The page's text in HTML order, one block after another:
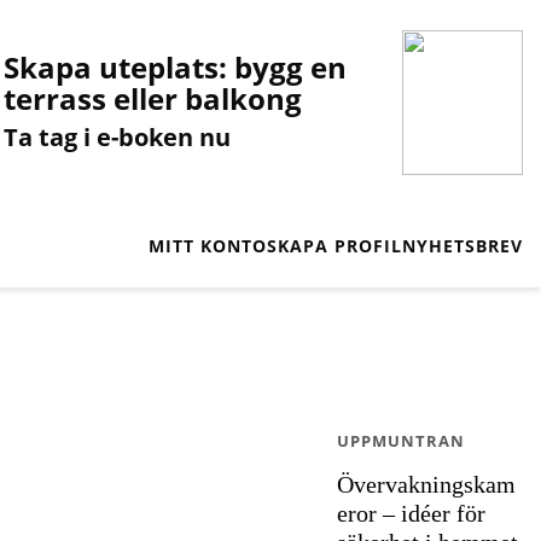
Skapa uteplats: bygg en
terrass eller balkong
Ta tag i e-boken nu
MITT KONTOSKAPA PROFILNYHETSBREV
Övervakningskam
eror – idéer för
UPPMUNTRAN